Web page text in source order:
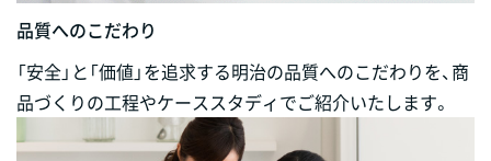
品質へのこだわり
「安全」と「価値」を追求する明治の品質へのこだわりを、商
品づくりの工程やケーススタディでご紹介いたします。